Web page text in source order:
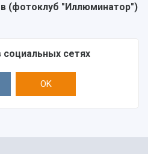
(фотоклуб "Иллюминатор")
социальных сетях
OK